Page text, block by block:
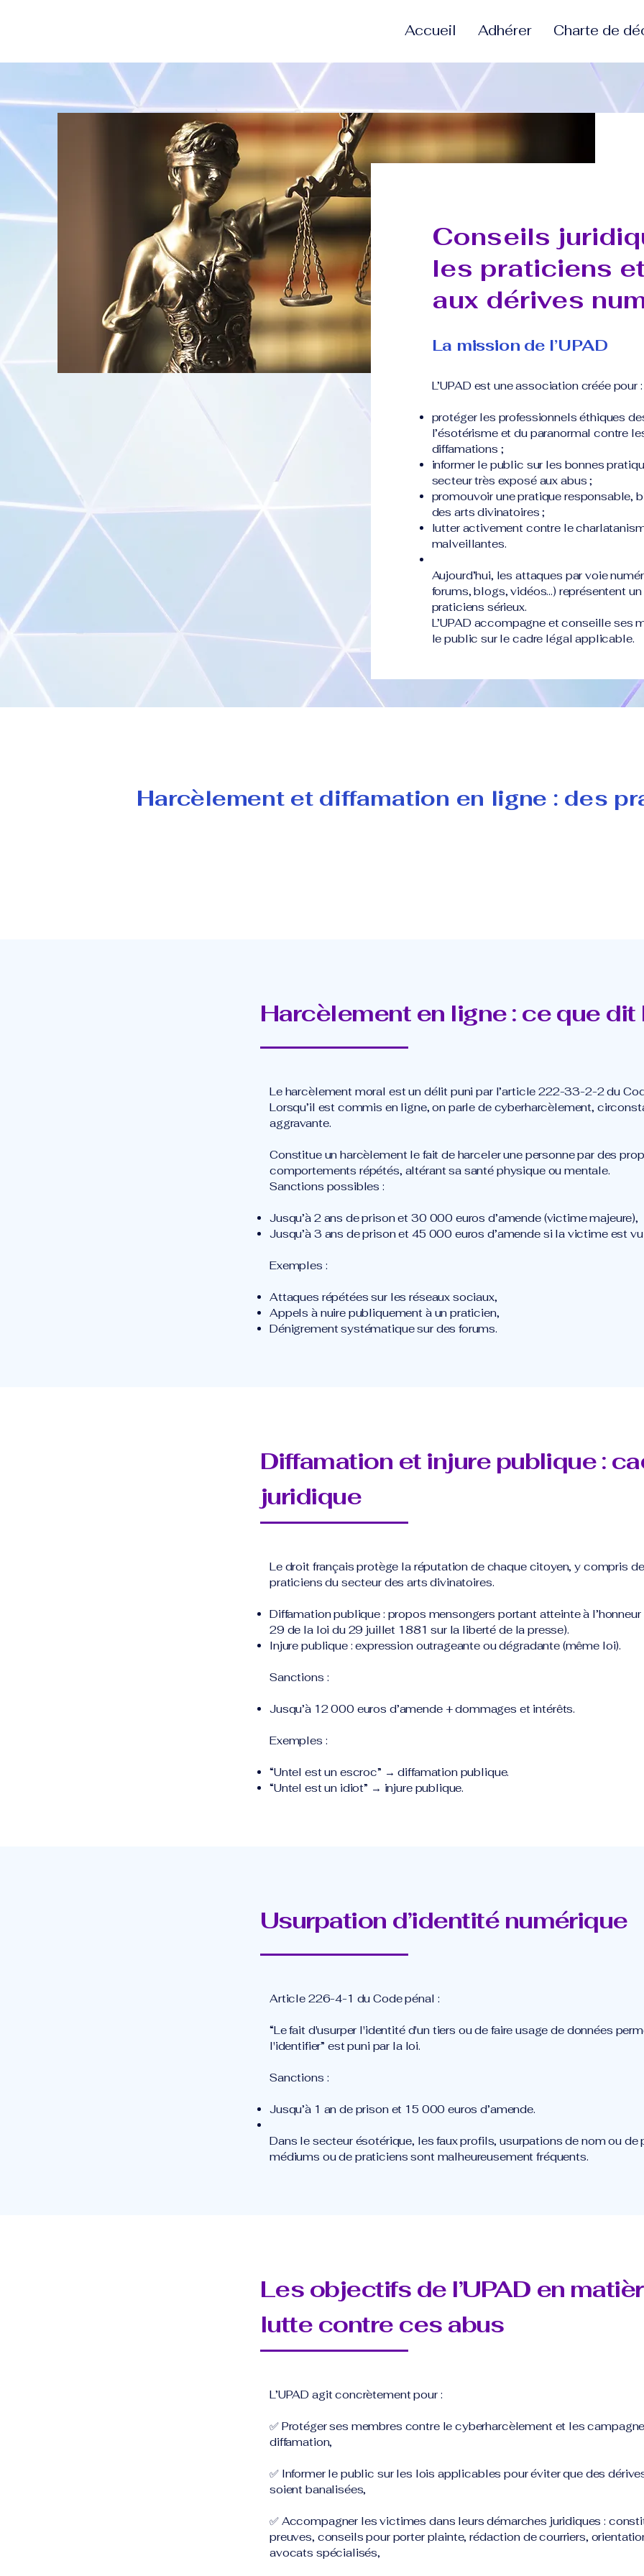
Accueil Adhérer Charte de
Conseils
les praticiens
aux dérives
La mission de l’UPAD
L’UPAD est une association créée pour :
protéger les professionnels éthiques
l’ésotérisme et du paranormal contre
diffamations ;
informer le public sur les bonnes
secteur très exposé aux abus ;
promouvoir une pratique responsable,
des arts divinatoires ;
lutter activement contre le
malveillantes.
Aujourd’hui, les attaques par voie
forums, blogs, vidéos...) représentent
praticiens sérieux.
L’UPAD accompagne et conseille ses
le public sur le cadre légal applicable.
Harcèlement et diffamation en ligne : des
Harcèlement en ligne : ce que dit
Le harcèlement moral est un délit puni par l’article 222-33-2-2 du
Lorsqu’il est commis en ligne, on parle de cyberharcèlement,
aggravante.
Constitue un harcèlement le fait de harceler une personne par des
comportements répétés, altérant sa santé physique ou mentale.
Sanctions possibles :
Jusqu’à 2 ans de prison et 30 000 euros d’amende (victime majeure),
Jusqu’à 3 ans de prison et 45 000 euros d’amende si la victime est
Exemples :
Attaques répétées sur les réseaux sociaux,
Appels à nuire publiquement à un praticien,
Dénigrement systématique sur des forums.
Diffamation et injure publique :
juridique
Le droit français protège la réputation de chaque citoyen, y compris
praticiens du secteur des arts divinatoires.
Diffamation publique : propos mensongers portant atteinte à
29 de la loi du 29 juillet 1881 sur la liberté de la presse).
Injure publique : expression outrageante ou dégradante (même loi).
Sanctions :
Jusqu’à 12 000 euros d’amende + dommages et intérêts.
Exemples :
“Untel est un escroc” → diffamation publique.
“Untel est un idiot” → injure publique.
Usurpation d’identité numérique
Article 226-4-1 du Code pénal :
“Le fait d'usurper l'identité d'un tiers ou de faire usage de données
l'identifier” est puni par la loi.
Sanctions :
Jusqu’à 1 an de prison et 15 000 euros d’amende.
Dans le secteur ésotérique, les faux profils, usurpations de nom ou de
médiums ou de praticiens sont malheureusement fréquents.
Les objectifs de l’UPAD en
lutte contre ces abus
L’UPAD agit concrètement pour :
✅ Protéger ses membres contre le cyberharcèlement et les
diffamation,
✅ Informer le public sur les lois applicables pour éviter que des
soient banalisées,
✅ Accompagner les victimes dans leurs démarches juridiques :
preuves, conseils pour porter plainte, rédaction de courriers,
avocats spécialisés,